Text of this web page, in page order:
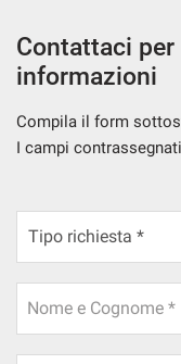
Contattaci
informazioni
Compila il form
I campi
Nome e Cognome *